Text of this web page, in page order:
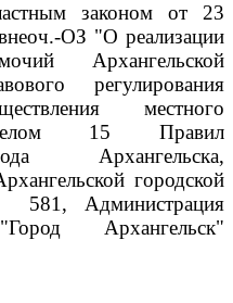
законом от 23
ОЗ "О реализации
Архангельской
регулирования
местного
15 Правил
Архангельска,
городской
Администрация
Архангельск"